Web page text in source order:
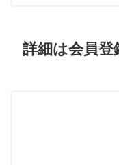
詳細は会員